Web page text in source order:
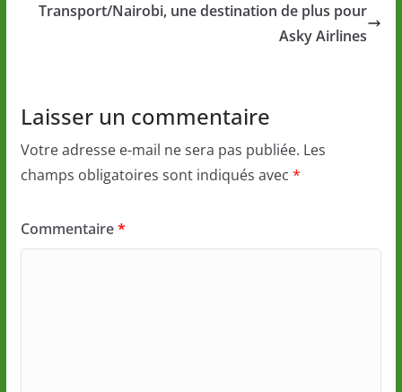
Transport/Nairobi, une destination de plus pour
Asky Airlines
Laisser un commentaire
Votre adresse e-mail ne sera pas publiée. Les
champs obligatoires sont indiqués avec *
Commentaire*